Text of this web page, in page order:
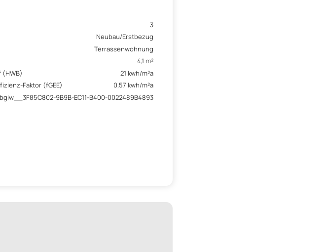
3
Neubau/Erstbezug
Terrassenwohnung
4,1 m²
21 kwh/m²a
Faktor (fGEE)
0,57 kwh/m²a
9B9B-EC11-B400-0022489B4893